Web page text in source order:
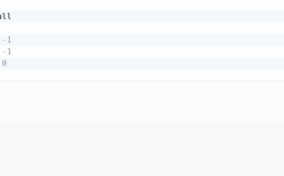
1
1